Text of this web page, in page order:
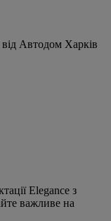
від Автодом Харків
Elegance з
важливе на